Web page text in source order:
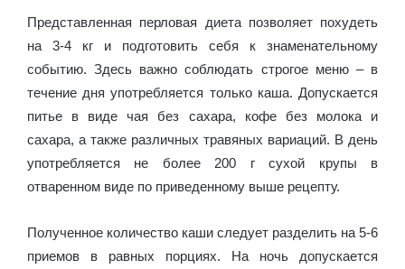
Представленная перловая диета позволяет похудеть
на 3-4 кг и подготовить себя к знаменательному
событию. Здесь важно соблюдать строгое меню – в
течение дня употребляется только каша. Допускается
питье в виде чая без сахара, кофе без молока и
сахара, а также различных травяных вариаций. В день
употребляется не более 200 г сухой крупы в
отваренном виде по приведенному выше рецепту.
Полученное количество каши следует разделить на 5-6
приемов в равных порциях. На ночь допускается